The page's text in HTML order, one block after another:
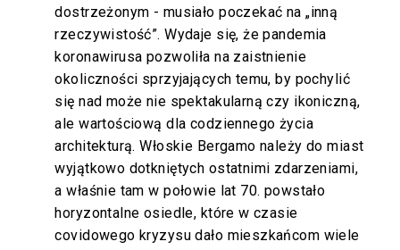
dostrzeżonym - musiało poczekać na „inną
rzeczywistość”. Wydaje się, że pandemia
koronawirusa pozwoliła na zaistnienie
okoliczności sprzyjających temu, by pochylić
się nad może nie spektakularną czy ikoniczną,
ale wartościową dla codziennego życia
architekturą. Włoskie Bergamo należy do miast
wyjątkowo dotkniętych ostatnimi zdarzeniami,
a właśnie tam w połowie lat 70. powstało
horyzontalne osiedle, które w czasie
covidowego kryzysu dało mieszkańcom wiele